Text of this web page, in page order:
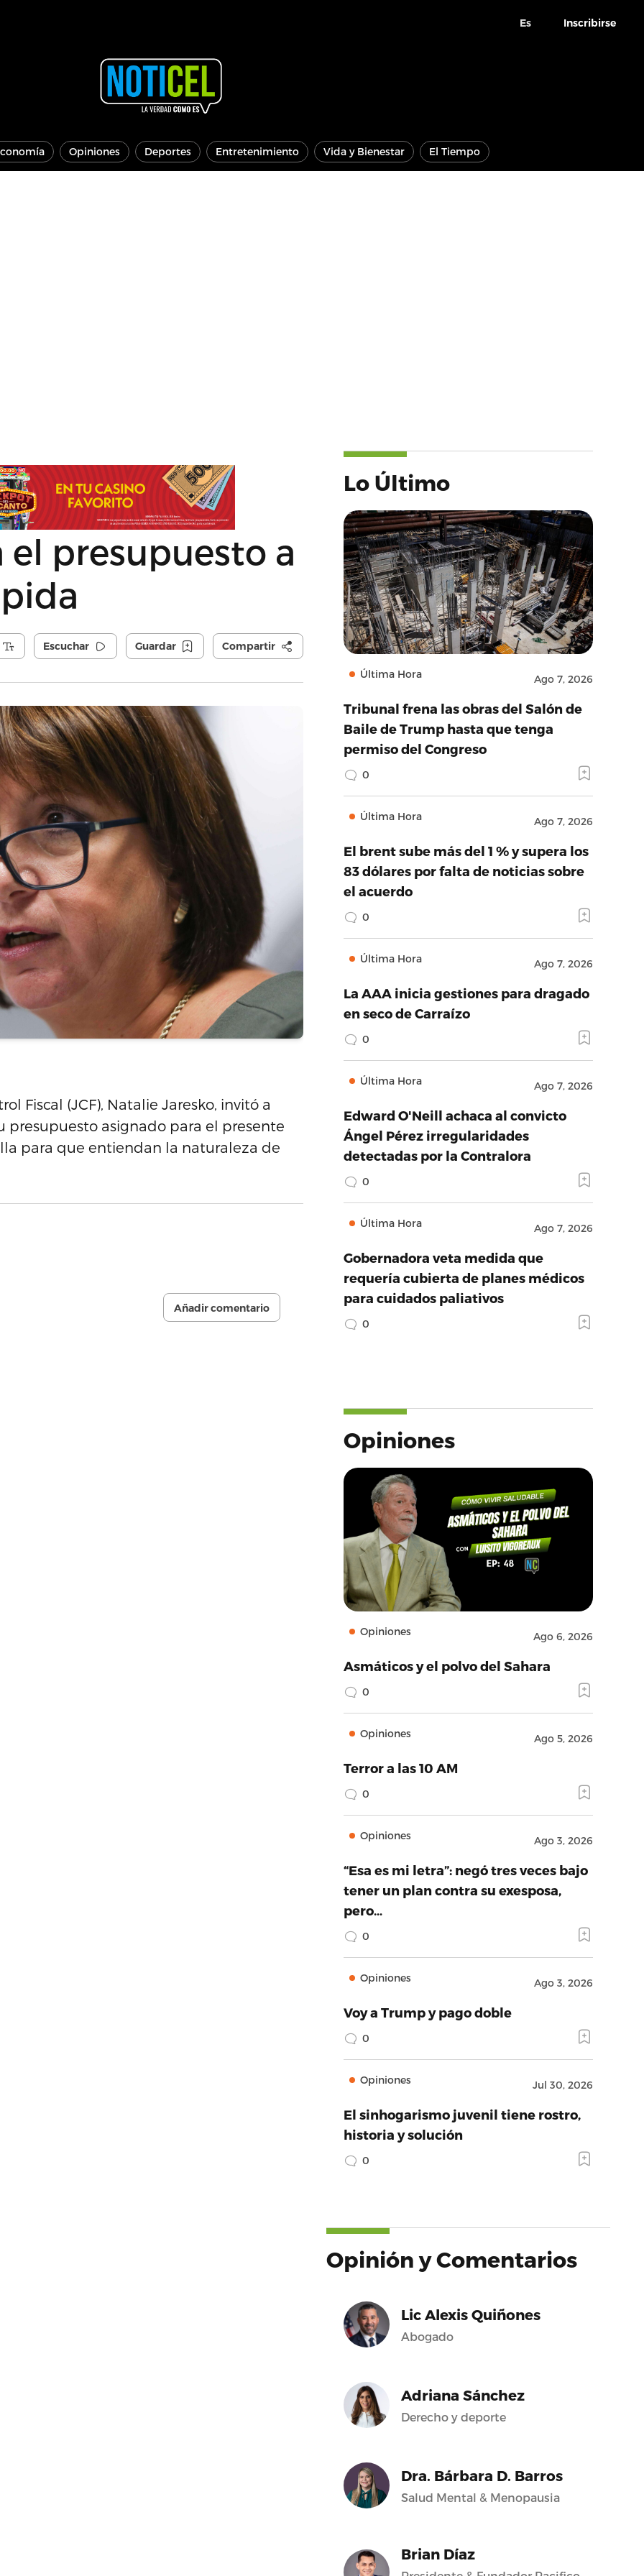
Es Inscribirse
Opiniones Deportes Entretenimiento Vida y Bienestar El Tiempo
el presupuesto a
Escuchar Guardar Compartir
Fiscal (JCF), Natalie Jaresko, invitó a
asignado para el presente
para que entiendan la naturaleza de
Añadir comentario
Lo Último
Última Hora Ago 7, 2026
Tribunal frena las obras del Salón de
Baile de Trump hasta que tenga
permiso del Congreso
0
Última Hora Ago 7, 2026
El brent sube más del 1 % y supera los
83 dólares por falta de noticias sobre
el acuerdo
0
Última Hora Ago 7, 2026
La AAA inicia gestiones para dragado
en seco de Carraízo
0
Última Hora Ago 7, 2026
Edward O'Neill achaca al convicto
Ángel Pérez irregularidades
detectadas por la Contralora
0
Última Hora Ago 7, 2026
Gobernadora veta medida que
requería cubierta de planes médicos
para cuidados paliativos
0
Opiniones
Opiniones Ago 6, 2026
Asmáticos y el polvo del Sahara
0
Opiniones Ago 5, 2026
Terror a las 10 AM
0
Opiniones Ago 3, 2026
“Esa es mi letra”: negó tres veces bajo
tener un plan contra su exesposa,
pero…
0
Opiniones Ago 3, 2026
Voy a Trump y pago doble
0
Opiniones Jul 30, 2026
El sinhogarismo juvenil tiene rostro,
historia y solución
0
Opinión y Comentarios
Lic Alexis Quiñones
Abogado
Adriana Sánchez
Derecho y deporte
Dra. Bárbara D. Barros
Salud Mental & Menopausia
Brian Díaz